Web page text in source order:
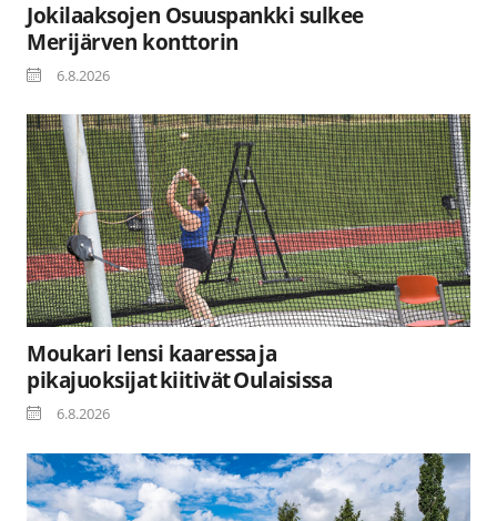
Jokilaaksojen Osuuspankki sulkee
Merijärven konttorin
6.8.2026
Moukari lensi kaaressa ja
pikajuoksijat kiitivät Oulaisissa
6.8.2026